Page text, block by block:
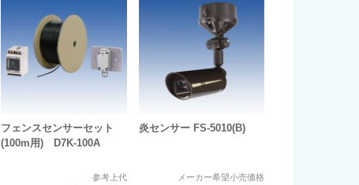
フェンスセンサーセット
(100m用) D7K-100A
参考上代
炎センサー FS-5010(B)
メーカー希望小売価格